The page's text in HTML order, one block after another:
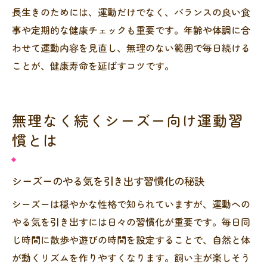
長生きのためには、運動だけでなく、バランスの良い食
事や定期的な健康チェックも重要です。年齢や体調に合
わせて運動内容を見直し、無理のない範囲で毎日続ける
ことが、健康寿命を延ばすコツです。
無理なく続くシーズー向け運動習
慣とは
シーズーのやる気を引き出す習慣化の秘訣
シーズーは穏やかな性格で知られていますが、運動への
やる気を引き出すには日々の習慣化が重要です。毎日同
じ時間に散歩や遊びの時間を設定することで、自然と体
が動くリズムを作りやすくなります。飼い主が楽しそう